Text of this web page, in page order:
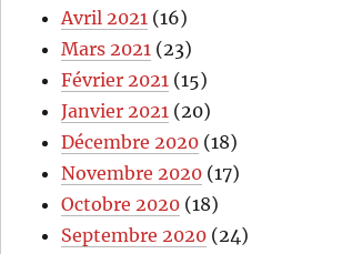
Avril 2021 (16)
Mars 2021 (23)
Février 2021 (15)
Janvier 2021 (20)
Décembre 2020 (18)
Novembre 2020 (17)
Octobre 2020 (18)
Septembre 2020 (24)